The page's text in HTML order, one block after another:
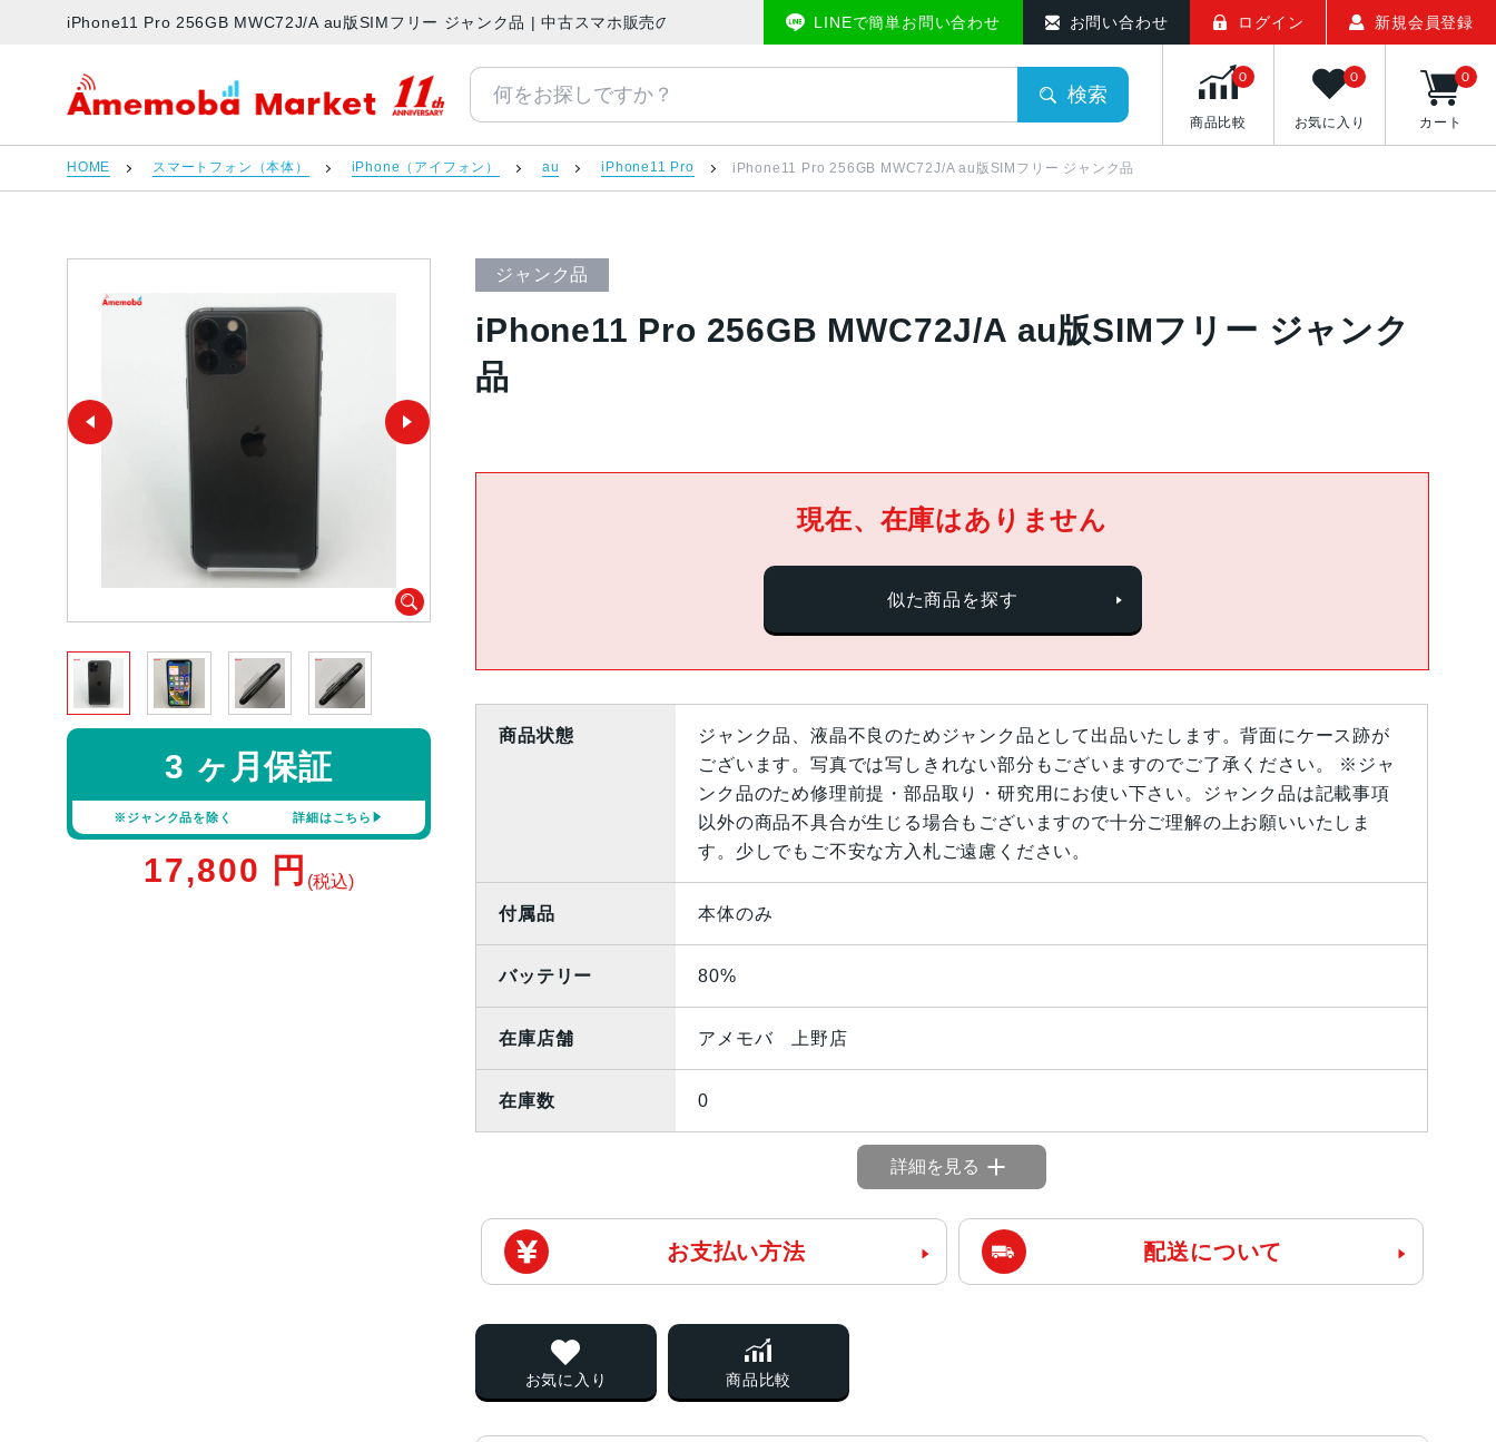
iPhone11 Pro 256GB MWC72J/A au版SIMフリー ジャンク品 | 中古スマホ販売のアメモバマーケットLINEで簡単お問い合わせ お問い合わせ ログイン 新規会員登録
アメモバマーケット
検索
商品比較
0
お気に入り
0
カート
0
HOME スマートフォン（本体） iPhone（アイフォン） au iPhone11 Pro iPhone11 Pro 256GB MWC72J/A au版SIMフリー ジャンク品
ジャンク品
iPhone11 Pro 256GB MWC72J/A au版SIMフリー ジャンク
品
3 ヶ月保証
※ジャンク品を除く 詳細はこちら
17,800 円 (税込)
現在、在庫はありません
似た商品を探す
商品状態
ジャンク品、液晶不良のためジャンク品として出品いたします。背面にケース跡が
ございます。写真では写しきれない部分もございますのでご了承ください。 ※ジャ
ンク品のため修理前提・部品取り・研究用にお使い下さい。ジャンク品は記載事項
以外の商品不具合が生じる場合もございますので十分ご理解の上お願いいたしま
す。少しでもご不安な方入札ご遠慮ください。
付属品 本体のみ
バッテリー 80%
在庫店舗 アメモバ 上野店
在庫数 0
詳細を見る
お支払い方法 配送について
お気に入り 商品比較